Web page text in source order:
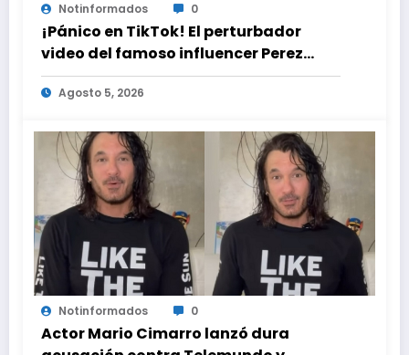
Notinformados 0
¡Pánico en TikTok! El perturbador
video del famoso influencer Perez
Hilton que obligó a sus fans a pedir
ayuda médica
Agosto 5, 2026
Notinformados 0
Actor Mario Cimarro lanzó dura